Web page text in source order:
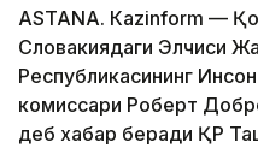
ASTANА. Кazinform —
Словакиядаги Элчиси
Республикасининг
комиссари Роберт
деб хабар беради ҚР